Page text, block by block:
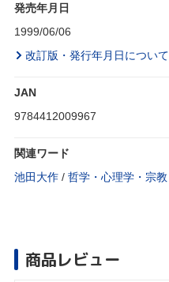
発売年月日
1999/06/06
改訂版・発行年月日について
JAN
9784412009967
関連ワード
池田大作 / 哲学・心理学・宗教
商品レビュー